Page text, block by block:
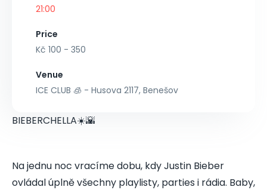
21:00
Price
Kč 100 - 350
Venue
ICE CLUB 🧊 - Husova 2117, Benešov
BIEBERCHELLA☀️🌇
Na jednu noc vracíme dobu, kdy Justin Bieber
ovládal úplně všechny playlisty, parties i rádia. Baby,